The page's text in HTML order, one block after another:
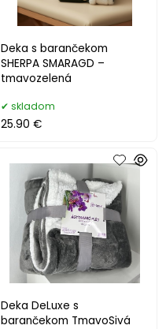
Deka s barančekom
SHERPA SMARAGD –
tmavozelená
skladom
25.90 €
Deka DeLuxe s
barančekom TmavoSivá